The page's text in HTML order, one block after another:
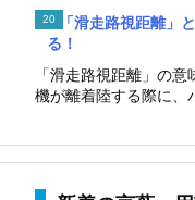
「滑走路視距離」
る！
「滑走路視距離」の
機が離着陸する際に、